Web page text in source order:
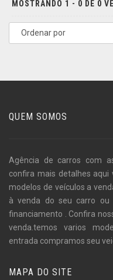
MOSTRANDO 1 - 0 DE 0
Ordenar por
QUEM SOMOS
Agência de carros com
confira mais detalhes
modelos de veículos a
à venda do seu carro
financiamento . Confira
venda.temos varios
entrada compramos seu
MAPA DO SITE